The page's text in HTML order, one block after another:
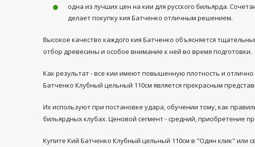
одна из лучших цен на кии для русского бильярда.
делает покупку кия Батченко отличным решением.
Высокое качество каждого кия Батченко объясняется
отбор древесины и особое внимание к ней во время подготовки.
Как результат - все кии имеют повышенную плотность и
Батченко Клубный цельный 110см является прекрасным
Их используют при постановке удара, обучении тому, как
бильярдных клубах. Ценовой сегмент - средний, приобретение
Купите Кий Батченко Клубный цельный 110см в "Один клик" или